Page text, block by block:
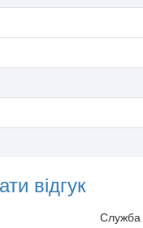
відгук
Служба